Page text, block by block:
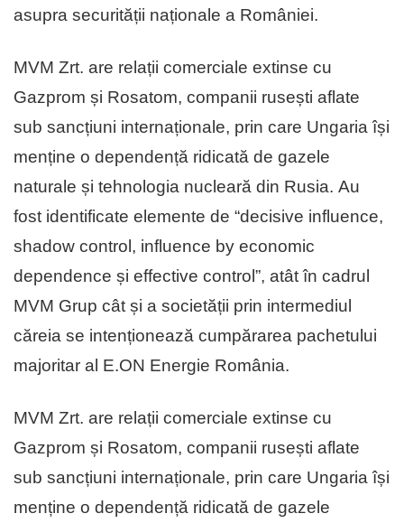
asupra securității naționale a României.
MVM Zrt. are relații comerciale extinse cu
Gazprom și Rosatom, companii rusești aflate
sub sancțiuni internaționale, prin care Ungaria își
menține o dependență ridicată de gazele
naturale și tehnologia nucleară din Rusia. Au
fost identificate elemente de “decisive influence,
shadow control, influence by economic
dependence și effective control”, atât în cadrul
MVM Grup cât și a societății prin intermediul
căreia se intenționează cumpărarea pachetului
majoritar al E.ON Energie România.
MVM Zrt. are relații comerciale extinse cu
Gazprom și Rosatom, companii rusești aflate
sub sancțiuni internaționale, prin care Ungaria își
menține o dependență ridicată de gazele